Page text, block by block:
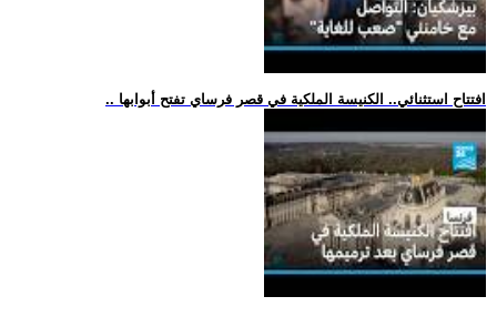
.. افتتاح استثنائي.. الكنيسة الملكية في قصر فرساي تفتح أبوابها